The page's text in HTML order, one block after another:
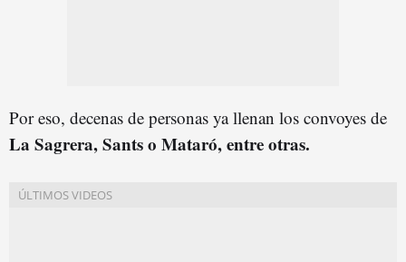
Por eso, decenas de personas ya llenan los convoyes de
La Sagrera, Sants o Mataró, entre otras.